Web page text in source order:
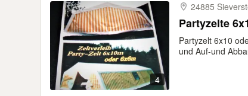
4
24885
Partyzelte
Partyzelt 6x10
und Auf-und